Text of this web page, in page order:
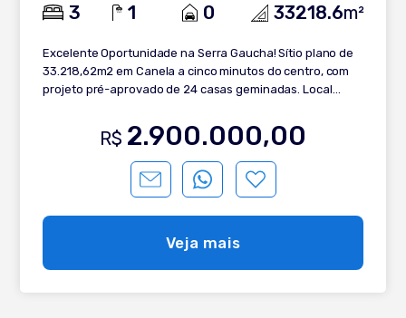
3 1 0 33218.6m²
Excelente Oportunidade na Serra Gaucha! Sítio plano de
33.218,62m2 em Canela a cinco minutos do centro, com
projeto pré-aprovado de 24 casas geminadas. Local
R$ 2.900.000,00
Veja mais